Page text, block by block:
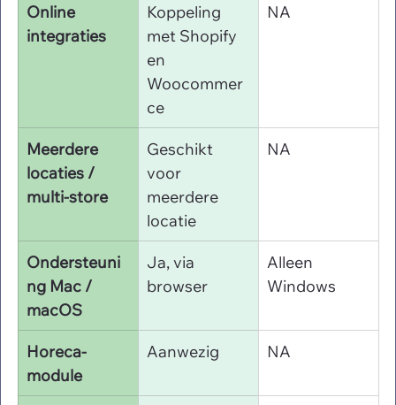
Online
integraties
Koppeling
met Shopify
en
Woocommer
ce
NA
Meerdere
locaties /
multi-store
Geschikt
voor
meerdere
locatie
NA
Ondersteuni
ng Mac /
macOS
Ja, via
browser
Alleen
Windows
Horeca-
module
Aanwezig NA